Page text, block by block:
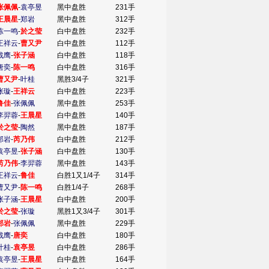
佩佩-袁亭昱 黑中盘胜
231手
晨星-郑岩 黑中盘胜
312手
一鸣-於之莹 白中盘胜
232手
祥云-曹又尹 白中盘胜
112手
鹰-张子涵 白中盘胜
118手
奕-陈一鸣 白中盘胜
316手
又尹-叶桂 黑胜3/4子
321手
璇-王祥云 白中盘胜
223手
佳-张佩佩 黑中盘胜
253手
羿蓉-王晨星 白中盘胜
140手
之莹-陶然 黑中盘胜
187手
岩-芮乃伟 白中盘胜
212手
亭昱-张子涵 白中盘胜
130手
乃伟-李羿蓉 黑中盘胜
143手
祥云-鲁佳 白胜1又1/4子
314手
又尹-陈一鸣 白胜1/4子
268手
子涵-王晨星 白中盘胜
200手
之莹-张璇 黑胜1又3/4子
301手
岩-张佩佩 黑中盘胜
229手
鹰-唐奕 白中盘胜
180手
桂-袁亭昱 白中盘胜
286手
亭昱-王晨星 白中盘胜
164手